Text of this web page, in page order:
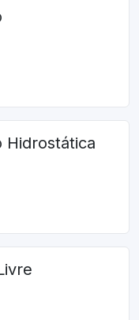
Hidrostática